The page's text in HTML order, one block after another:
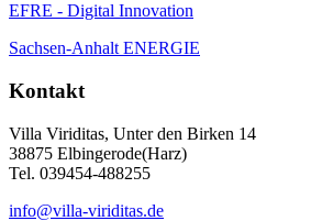
EFRE - Digital Innovation
Sachsen-Anhalt ENERGIE
Kontakt
Villa Viriditas, Unter den Birken 14
38875 Elbingerode(Harz)
Tel. 039454-488255
info@villa-viriditas.de